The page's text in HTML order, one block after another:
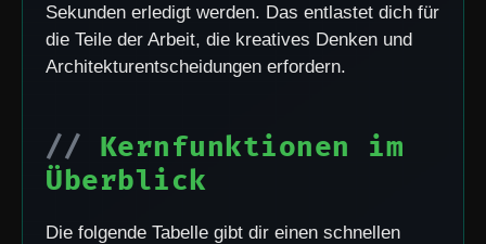
Sekunden erledigt werden. Das entlastet dich für
die Teile der Arbeit, die kreatives Denken und
Architekturentscheidungen erfordern.
Kernfunktionen im
Überblick
Die folgende Tabelle gibt dir einen schnellen